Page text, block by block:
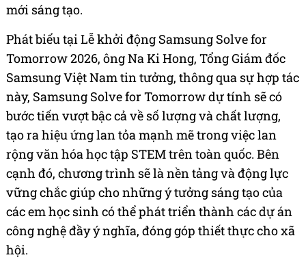
mới sáng tạo.
Phát biểu tại Lễ khởi động Samsung Solve for
Tomorrow 2026, ông Na Ki Hong, Tổng Giám đốc
Samsung Việt Nam tin tưởng, thông qua sự hợp tác
này, Samsung Solve for Tomorrow dự tính sẽ có
bước tiến vượt bậc cả về số lượng và chất lượng,
tạo ra hiệu ứng lan tỏa mạnh mẽ trong việc lan
rộng văn hóa học tập STEM trên toàn quốc. Bên
cạnh đó, chương trình sẽ là nền tảng và động lực
vững chắc giúp cho những ý tưởng sáng tạo của
các em học sinh có thể phát triển thành các dự án
công nghệ đầy ý nghĩa, đóng góp thiết thực cho xã
hội.